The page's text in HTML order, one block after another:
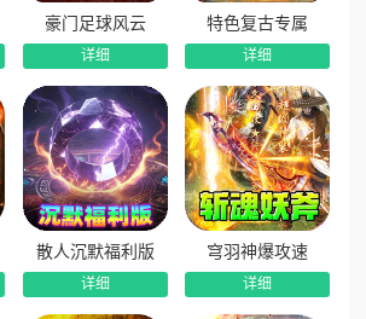
豪门足球风云
详细
特色复古专属
详细
散人沉默福利版
详细
穹羽神爆攻速
详细